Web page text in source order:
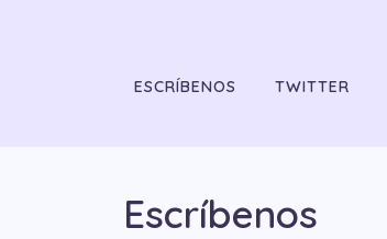
ESCRÍBENOS TWITTER
Escríbenos